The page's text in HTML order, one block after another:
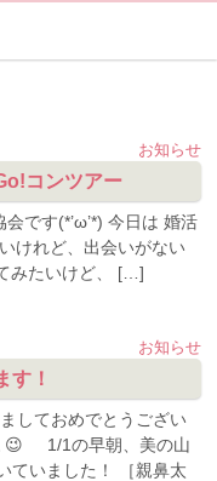
お知らせ
コンツアー
です(*’ω’*) 今日は 婚活
けれど、出会いがない
みたいけど、 […]
お知らせ
す！
しておめでとうござい
😉 1/1の早朝、美の山
ていました！ ［親鼻太